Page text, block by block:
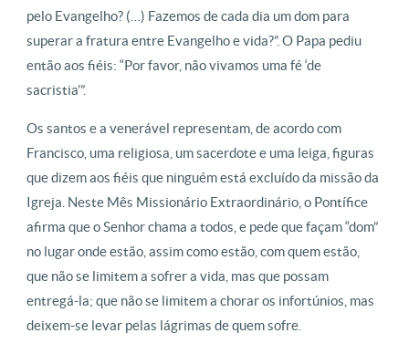
pelo Evangelho? (…) Fazemos de cada dia um dom para
superar a fratura entre Evangelho e vida?”. O Papa pediu
então aos fiéis: “Por favor, não vivamos uma fé ‘de
sacristia’”.
Os santos e a venerável representam, de acordo com
Francisco, uma religiosa, um sacerdote e uma leiga, figuras
que dizem aos fiéis que ninguém está excluído da missão da
Igreja. Neste Mês Missionário Extraordinário, o Pontífice
afirma que o Senhor chama a todos, e pede que façam “dom”
no lugar onde estão, assim como estão, com quem estão,
que não se limitem a sofrer a vida, mas que possam
entregá-la; que não se limitem a chorar os infortúnios, mas
deixem-se levar pelas lágrimas de quem sofre.